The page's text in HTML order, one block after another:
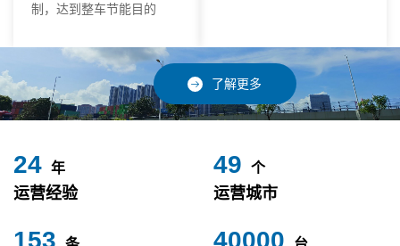
制，达到整车节能目的
了解更多
24 年
运营经验
49 个
运营城市
153 40000